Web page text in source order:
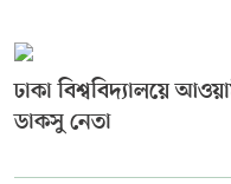
ঢাকা বিশ্ববিদ্যালয়ে
ডাকসু নেতা